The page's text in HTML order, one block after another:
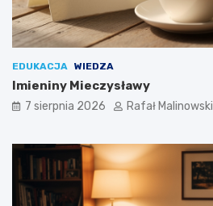
EDUKACJA WIEDZA
Imieniny Mieczysławy
7 sierpnia 2026 Rafał Malinowski